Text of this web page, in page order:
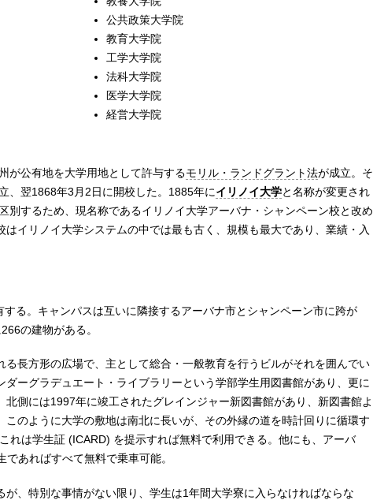
公共政策大学院
教育大学院
工学大学院
法科大学院
医学大学院
経営大学院
が公有地を大学用地として許与するモリル・ランドグラント法が成立。そ
、翌1868年3月2日に開校した。1885年にイリノイ大学と名称が変更され
別するため、現名称であるイリノイ大学アーバナ・シャンペーン校と改め
イリノイ大学システムの中では最も古く、規模も最大であり、業績・入
る。キャンパスは互いに隣接するアーバナ市とシャンペーン市に跨が
の建物がある。
長方形の広場で、主として総合・一般教育を行うビルがそれを囲んでい
ーグラデュエート・ライブラリーという学部学生用図書館があり、更に
側には1997年に竣工されたグレインジャー新図書館があり、新図書館よ
のように大学の敷地は南北に長いが、その外縁の道を時計回りに循環す
れは学生証 (ICARD) を提示すれば無料で利用できる。他にも、アーバ
あればすべて無料で乗車可能。
、特別な事情がない限り、学生は1年間大学寮に入らなければならな